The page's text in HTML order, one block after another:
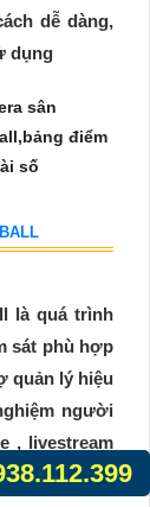
dễ dàng,
dụng
là quá trình
sát phù hợp
quản lý hiệu
người
, livestream